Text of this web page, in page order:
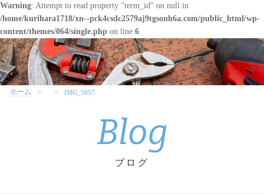
Warning: Attempt to read property "term_id" on null in
/home/kurihara1718/xn--pck4csdc2579aj9tgsonh6a.com/public_html/wp-
content/themes/064/single.php on line 6
ホーム IMG_5857
Blog
ブログ